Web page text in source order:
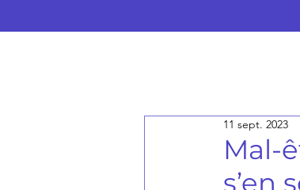
Mal-
s’en
11 sept. 2023